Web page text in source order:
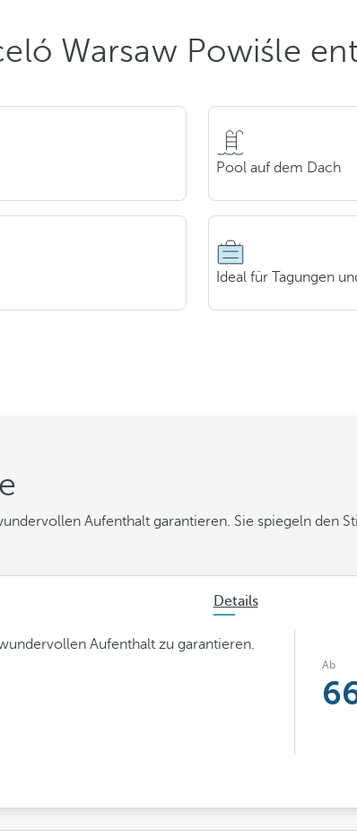
Warsaw Powiśle
Pool auf dem Dach
Ideal für Tagungen
Aufenthalt garantieren. Sie spiegeln den
Details
Aufenthalt zu garantieren.
Ab